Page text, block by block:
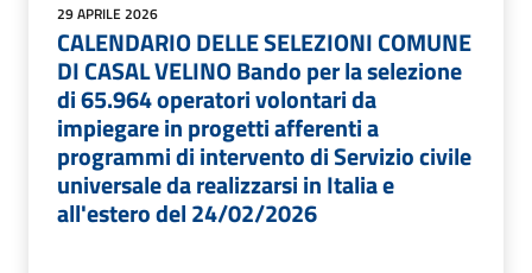
29 APRILE 2026
CALENDARIO DELLE SELEZIONI COMUNE
DI CASAL VELINO Bando per la selezione
di 65.964 operatori volontari da
impiegare in progetti afferenti a
programmi di intervento di Servizio civile
universale da realizzarsi in Italia e
all'estero del 24/02/2026